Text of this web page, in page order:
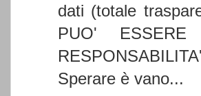
dati (totale
PUO'
Sperare è vano...